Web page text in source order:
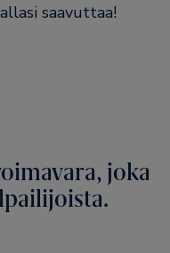
saavuttaa!
joka